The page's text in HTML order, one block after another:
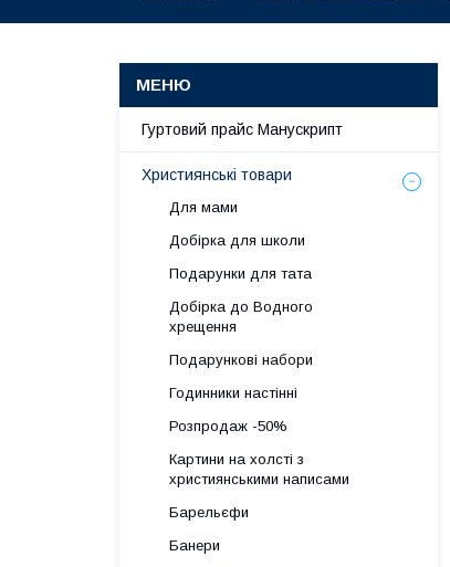
Гуртовий прайс Манускрипт
Християнські товари
Для мами
Добірка для школи
Подарунки для тата
Добірка до Водного
хрещення
Подарункові набори
Годинники настінні
Розпродаж -50%
Картини на холсті з
християнськими написами
Барельєфи
Банери